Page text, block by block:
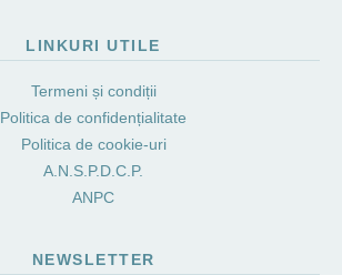
LINKURI UTILE
Termeni și condiții
Politica de confidențialitate
Politica de cookie-uri
A.N.S.P.D.C.P.
ANPC
NEWSLETTER